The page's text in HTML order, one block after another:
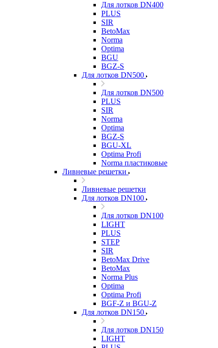
Для лотков DN400
PLUS
SIR
BetoMax
Norma
Optima
BGU
BGZ-S
Для лотков DN500
Для лотков DN500
PLUS
SIR
Norma
Optima
BGZ-S
BGU-XL
Optima Profi
Norma пластиковые
Ливневые решетки
Ливневые решетки
Для лотков DN100
Для лотков DN100
LIGHT
PLUS
STEP
SIR
BetoMax Drive
BetoMax
Norma Plus
Optima
Optima Profi
BGF-Z и BGU-Z
Для лотков DN150
Для лотков DN150
LIGHT